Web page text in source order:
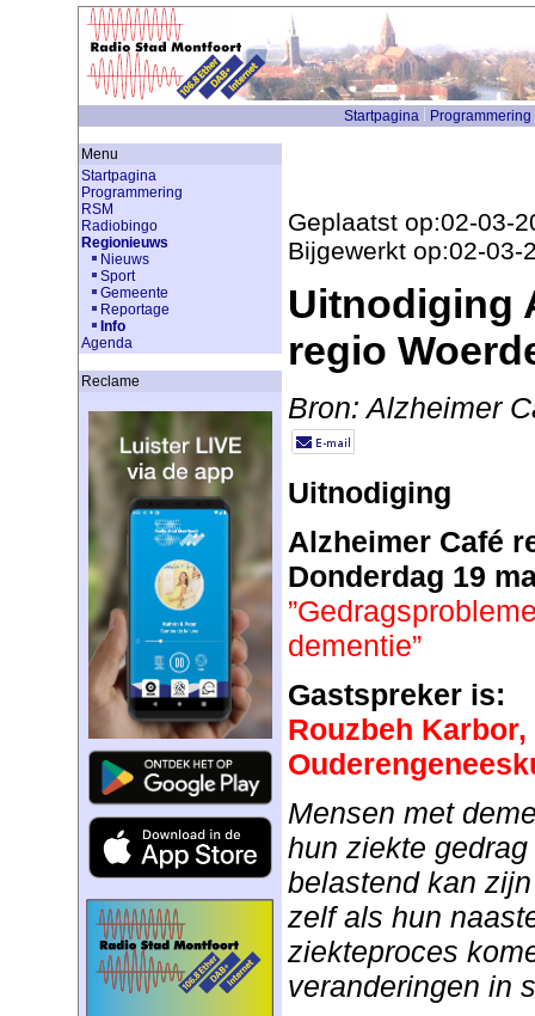
Startpagina Programmering
Menu
Startpagina
Programmering
RSM
Radiobingo
Regionieuws
Nieuws
Sport
Gemeente
Reportage
Info
Agenda
Reclame
Geplaatst op:02-03-
Bijgewerkt op:02-03-
Uitnodiging
regio
Bron: Alzheimer
Uitnodiging
Alzheimer Café
Donderdag 19
dementie”
Gastspreker is:
Rouzbeh
Mensen met
hun ziekte
belastend kan
zelf als hun
ziekteproces
veranderingen in